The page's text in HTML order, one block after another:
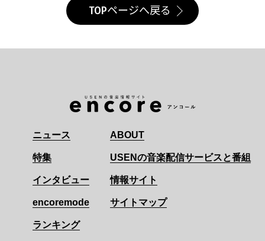
TOPページへ戻る
ニュース
特集
インタビュー
encoremode
ランキング
ABOUT
USENの音楽配信サービスと番組
情報サイト
サイトマップ